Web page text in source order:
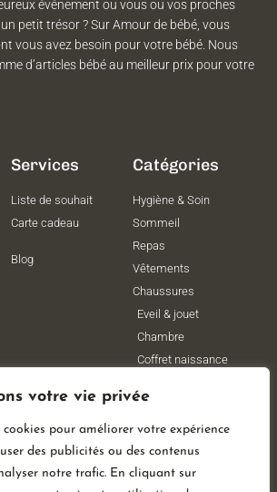
votre vie privée
pour améliorer votre expérience
des publicités ou des contenus
notre trafic. En cliquant sur
événement ou vous ou vos proches
petit trésor ? Sur Amour de bébé, vous
vous avez besoin pour votre bébé. Nous
d’articles bébé au meilleur prix pour votre
Services
Liste de souhait
Carte cadeau
Blog
Catégories
Hygiène & Soin
Sommeil
Repas
Vêtements
Chaussures
Eveil & jouet
Chambre
Coffret naissance
Vêtements de
grossesse
Lithothérapie
Poussettes